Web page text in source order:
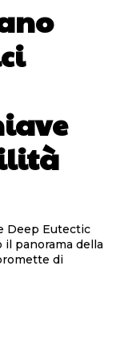
Deep Eutectic
il panorama della
di